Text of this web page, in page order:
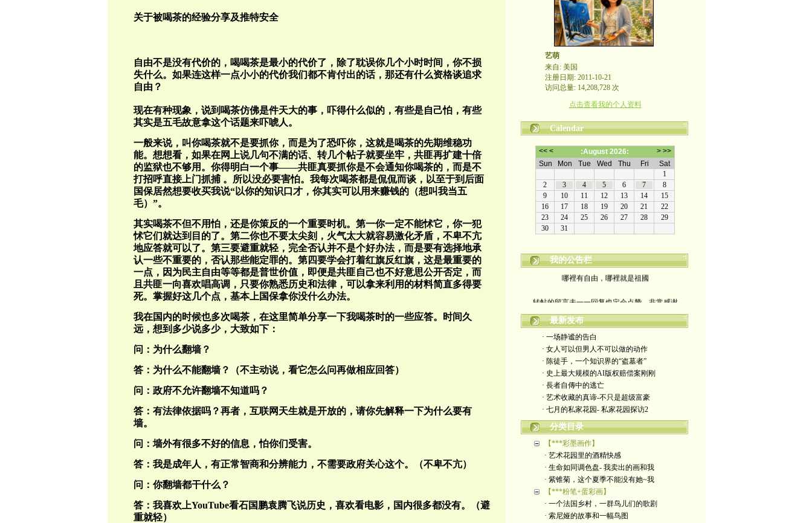
关于被喝茶的经验分享及推特安全
自由不是没有代价的，喝喝茶是最小的代价了，除了耽误你几个小时时间，你不损
失什么。如果连这样一点小小的代价我们都不肯付出的话，那还有什么资格谈追求
自由？
现在有种现象，说到喝茶仿佛是件天大的事，吓得什么似的，有些是自己怕，有些
其实是五毛故意拿这个话题来吓唬人。
一般来说，叫你喝茶就不是要抓你，而是为了恐吓你，这就是喝茶的先期维稳功
能。想想看，如果在网上说几句不满的话、转几个帖子就要坐牢，共匪再扩建十倍
的监狱也不够用。你得明白一个事——共匪真要抓你是不会通知你喝茶的，而是不
打招呼直接上门抓捕 。所以没必要害怕。我每次喝茶都是侃侃而谈，以至于到后面
国保居然想要收买我说“以你的知识口才，你其实可以用来赚钱的（想叫我当五
毛）”。
其实喝茶不但不用怕，还是你策反的一个重要时机。第一你一定不能怵它，你一犯
怵它们就达到目的了。第二你也不要太尖刻，火气太大就容易激化矛盾，不卑不亢
地应答就可以了。第三要避重就轻，完全否认并不是个好办法，而是要有选择地承
认一些不重要的，否认那些能定罪的。第四要学会打着红旗反红旗，这是最重要的
一点，因为民主自由等等都是普世价值，即便是共匪自己也不好意思公开否定，而
且共匪一向喜欢唱高调，只要你熟悉历史和法律，可以拿来利用的材料简直多得要
死。掌握好这几个点，基本上国保拿你没什么办法。
我在国内的时候也多次喝茶，在这里简单分享一下我喝茶时的一些应答。时间久
远，想到多少说多少，大致如下：
问：为什么翻墙？
答：为什么不能翻墙？（不主动说，看它怎么问再做相应回答）
问：政府不允许翻墙不知道吗？
答：有法律依据吗？再者，互联网天生就是开放的，请你先解释一下为什么要有
墙。
问：墙外有很多不好的信息，怕你们受害。
答：我是成年人，有正常智商和分辨能力，不需要政府关心这个。（不卑不亢）
问：你翻墙都干什么？
答：我喜欢上YouTube看石国鹏袁腾飞说历史，喜欢看电影，国内很多都没有。（避
重就轻）
艺萌
来自: 美国
注册日期: 2011-10-21
访问总量: 14,208,728 次
点击查看我的个人资料
Calendar
我的公告栏
哪裡有自由，哪裡就是祖國
yimengling53@yahoo.com
有意收藏者请私信我，感谢一贯支持
政治转载不一定代表本人意见
艺术博客：https://yimengl.blog
目录中标注星号的为本人艺术原创
最新发布
· 一场静谧的告白
· 女人可以但男人不可以做的动作
· 陈徒手，一个知识界的“盗墓者”
· 史上最大规模的AI版权赔偿案刚刚
· 長者自傳中的逃亡
· 艺术收藏的真谛-不只是超级富豪
· 七月的私家花园- 私家花园探访2
分类目录
【***彩墨画作】
· 艺术花园里的酒精快感
· 生命如同调色盘- 我卖出的画和我
· 紫锥菊，这个夏季不能没有她~我
【***粉笔+蛋彩画】
· 一个法国乡村，一群鸟儿们的歌剧
· 索尼娅的故事和一幅鸟图